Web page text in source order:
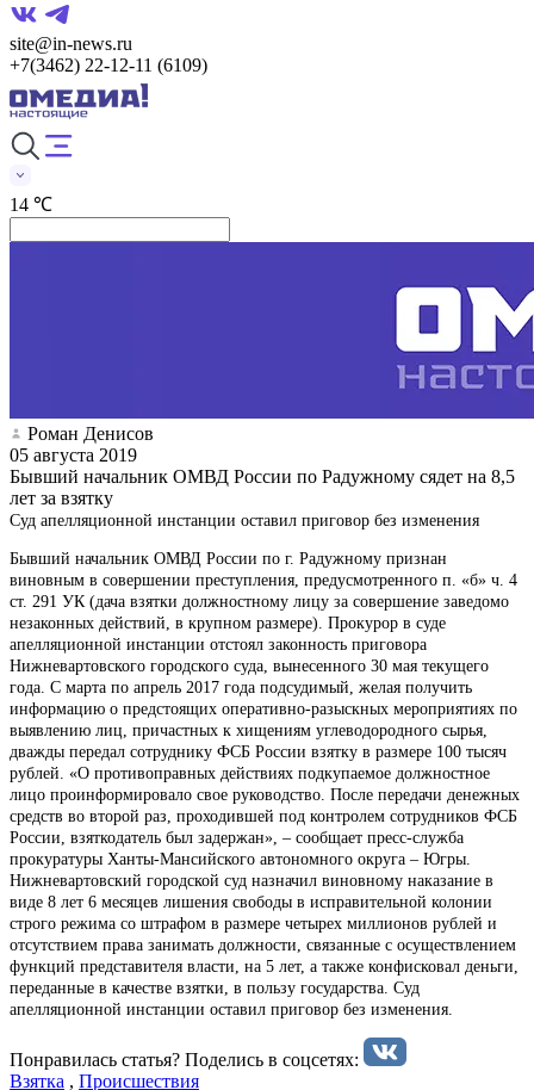
site@in-news.ru
+7(3462) 22-12-11 (6109)
14 ℃
Роман Денисов
05 августа 2019
Бывший начальник ОМВД России по Радужному сядет на 8,5
лет за взятку
Суд апелляционной инстанции оставил приговор без изменения
Бывший начальник ОМВД России по г. Радужному признан
виновным в совершении преступления, предусмотренного п. «б» ч. 4
ст. 291 УК (дача взятки должностному лицу за совершение заведомо
незаконных действий, в крупном размере). Прокурор в суде
апелляционной инстанции отстоял законность приговора
Нижневартовского городского суда, вынесенного 30 мая текущего
года. С марта по апрель 2017 года подсудимый, желая получить
информацию о предстоящих оперативно-разыскных мероприятиях по
выявлению лиц, причастных к хищениям углеводородного сырья,
дважды передал сотруднику ФСБ России взятку в размере 100 тысяч
рублей. «О противоправных действиях подкупаемое должностное
лицо проинформировало свое руководство. После передачи денежных
средств во второй раз, проходившей под контролем сотрудников ФСБ
России, взяткодатель был задержан», – сообщает пресс-служба
прокуратуры Ханты-Мансийского автономного округа – Югры.
Нижневартовский городской суд назначил виновному наказание в
виде 8 лет 6 месяцев лишения свободы в исправительной колонии
строго режима со штрафом в размере четырех миллионов рублей и
отсутствием права занимать должности, связанные с осуществлением
функций представителя власти, на 5 лет, а также конфисковал деньги,
переданные в качестве взятки, в пользу государства. Суд
апелляционной инстанции оставил приговор без изменения.
Понравилась статья? Поделиcь в соцсетях:
Взятка , Происшествия